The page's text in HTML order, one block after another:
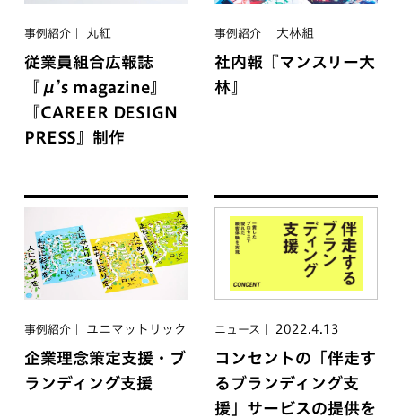
事例紹介 丸紅
従業員組合広報誌
『μ’s magazine』
『CAREER DESIGN
PRESS』制作
事例紹介 大林組
社内報『マンスリー大
林』
事例紹介 ユニマットリック
企業理念策定支援・ブ
ランディング支援
ニュース 2022.4.13
コンセントの「伴走す
るブランディング支
援」サービスの提供を